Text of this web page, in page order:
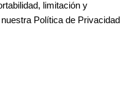
limitación y
Política de Privacidad